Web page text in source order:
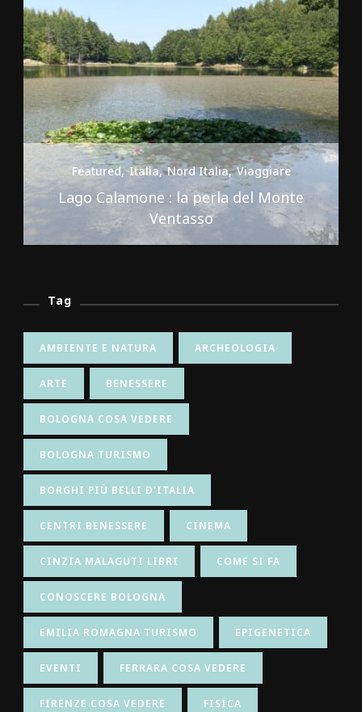
Featured Italia Nord Italia Viaggiare
Premilcuore e le sue cascate spettacolari
Tag
AMBIENTE E NATURA ARCHEOLOGIA
ARTE BENESSERE
BOLOGNA COSA VEDERE
BOLOGNA TURISMO
BORGHI PIÙ BELLI D'ITALIA
CENTRI BENESSERE CINEMA
CINZIA MALAGUTI LIBRI COME SI FA
CONOSCERE BOLOGNA
EMILIA ROMAGNA TURISMO EPIGENETICA
EVENTI FERRARA COSA VEDERE
FIRENZE COSA VEDERE FISICA